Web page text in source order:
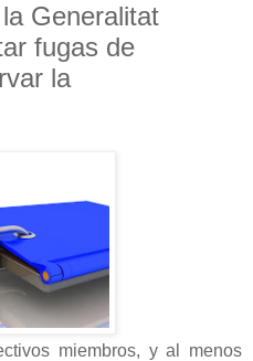
Generalitat
fugas de
la
miembros, y al menos